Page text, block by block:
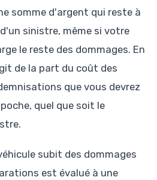
somme d'argent qui reste à
sinistre, même si votre
le reste des dommages. En
de la part du coût des
que vous devrez
quel que soit le
subit des dommages
est évalué à une